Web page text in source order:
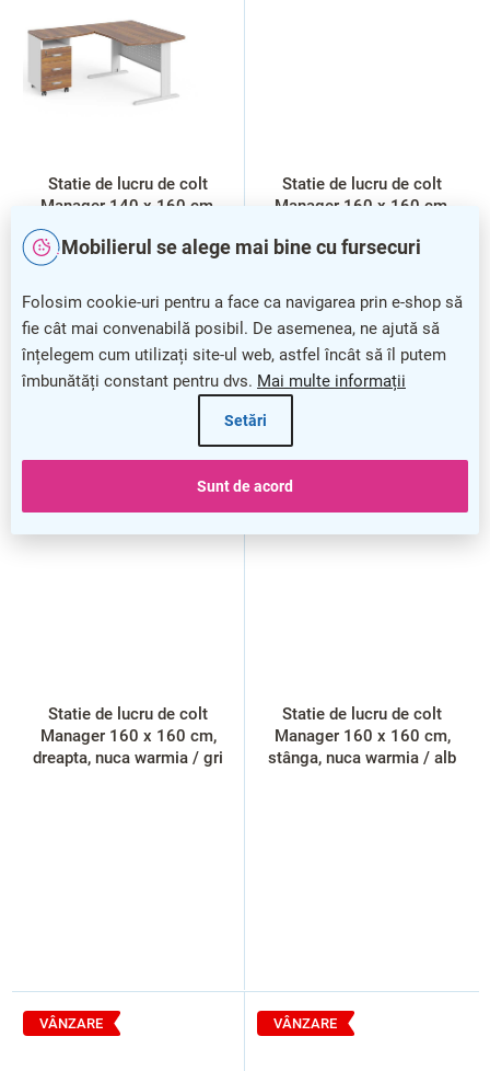
Mobilierul se alege mai bine cu fursecuri
Folosim cookie-uri pentru a face ca navigarea prin e-shop să
fie cât mai convenabilă posibil. De asemenea, ne ajută să
înțelegem cum utilizați site-ul web, astfel încât să îl putem
îmbunătăți constant pentru dvs. Mai multe informații
Setări
Sunt de acord
Statie de lucru de colt
Manager 140 x 160 cm,
stânga, nuca warmia / alb
Statie de lucru de colt
Manager 160 x 160 cm,
Statie de lucru de colt
Manager 160 x 160 cm,
dreapta, nuca warmia / gri
VÂNZARE
Statie de lucru de colt
Manager 160 x 160 cm,
stânga, nuca warmia / alb
VÂNZARE VÂNZARE